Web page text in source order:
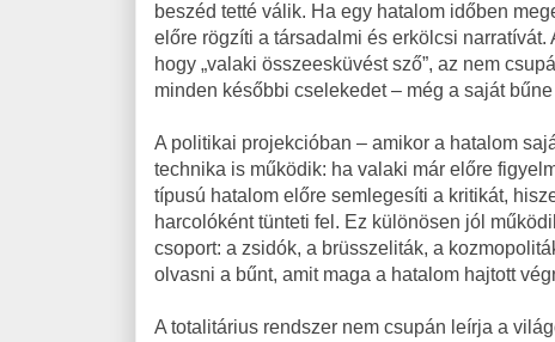
beszéd tetté válik. Ha egy hatalom időben
előre rögzíti a társadalmi és erkölcsi narratívát.
hogy „valaki összeesküvést sző”, az nem
minden későbbi cselekedet – még a saját
A politikai projekcióban – amikor a hatalom
technika is működik: ha valaki már előre
típusú hatalom előre semlegesíti a kritikát,
harcolóként tünteti fel. Ez különösen jól
csoport: a zsidók, a brüsszeliták, a
olvasni a bűnt, amit maga a hatalom hajtott
A totalitárius rendszer nem csupán leírja a